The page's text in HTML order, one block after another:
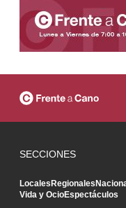
SECCIONES
LocalesRegionales
Vida y OcioEspectáculos